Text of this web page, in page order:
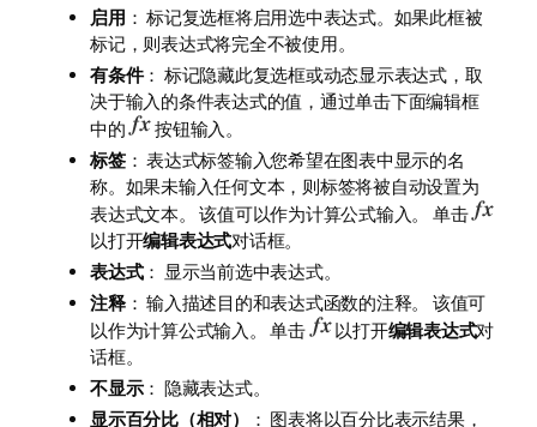
启用 ： 标记复选框将启用选中表达式。如果此框被
标记，则表达式将完全不被使用。
有条件： 标记隐藏此复选框或动态显示表达式，取
决于输入的条件表达式的值，通过单击下面编辑框
中的
按钮输入。
标签： 表达式标签输入您希望在图表中显示的名
称。如果未输入任何文本，则标签将被自动设置为
表达式文本。 该值可以作为计算公式输入。 单击
以打开编辑表达式对话框。
表达式： 显示当前选中表达式。
注释： 输入描述目的和表达式函数的注释。 该值可
以作为计算公式输入。 单击
以打开编辑表达式对
话框。
不显示： 隐藏表达式。
显示百分比（相对）
： 图表将以百分比表示结果，